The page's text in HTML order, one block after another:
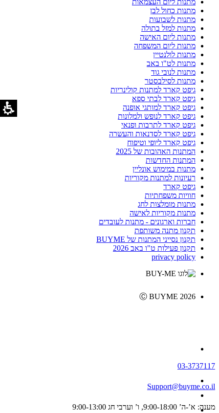
מתנות ליום העצמאות
מתנות כחול לבן
מתנות לשבועות
מתנות למזל בתולה
מתנות ליום האישה
מתנות ליום המשפחה
מתנות לולנטיין
מתנות לט"ו באב
מתנות לנובי גוד
מתנות לסילבסטר
גיפט קארד למתנות קולינריות
גיפט קארד לבתי ספא
גיפט קארד למותגי אופנה
גיפט קארד לנופש ולמלונות
גיפט קארד לתרבות ופנאי
גיפט קארד לסדנאות והעשרה
גיפט קארד ליופי וטיפוח
המתנות האהובות של 2025
המתנות החדשות
מתנות במימוש אונליין
רעיונות למתנות מקוריות
גיפט קארד
חוויות משפחתיות
מתנות מומלצות לחג
מתנות מקוריות לאישה
חברות וארגונים - מתנות לעובדים
תקנון מתנה משותפת
תקנון נסייני המתנות של BUYME
תקנון פעילות ט"ו באב 2026
privacy policy
Ⓒ BUYME 2026
03-3737117
Support@buyme.co.il
מענה: א’-ה’ 9:00-18:00, ו’ וערבי חג 9:00-13:00